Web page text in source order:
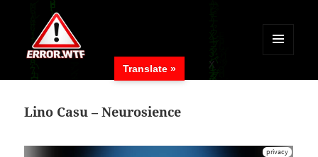
MENÜ
WIDGETS
Lino Casu – Neurosience
Translate »